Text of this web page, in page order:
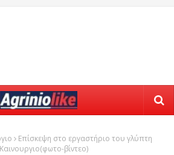
Επίσκεψη στο εργαστήριο του γλύπτη
βίντεο)